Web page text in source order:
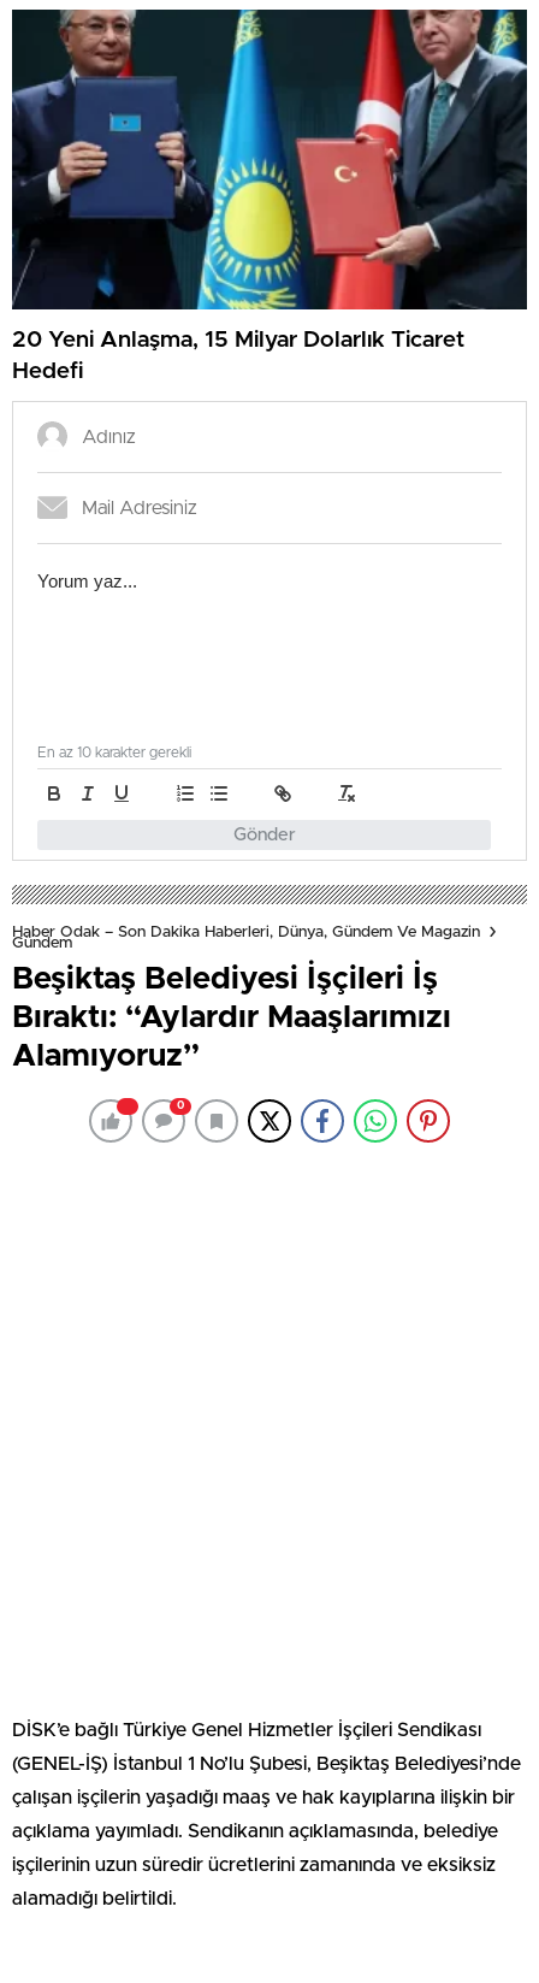
20 Yeni Anlaşma, 15 Milyar Dolarlık Ticaret
Hedefi
Gönder
En az 10 karakter gerekli
Haber Odak – Son Dakika Haberleri, Dünya, Gündem Ve Magazin
Gündem
Beşiktaş Belediyesi İşçileri İş
Bıraktı: “Aylardır Maaşlarımızı
Alamıyoruz”
0
DİSK’e bağlı Türkiye Genel Hizmetler İşçileri Sendikası
(GENEL-İŞ) İstanbul 1 No’lu Şubesi, Beşiktaş Belediyesi’nde
çalışan işçilerin yaşadığı maaş ve hak kayıplarına ilişkin bir
açıklama yayımladı. Sendikanın açıklamasında, belediye
işçilerinin uzun süredir ücretlerini zamanında ve eksiksiz
alamadığı belirtildi.